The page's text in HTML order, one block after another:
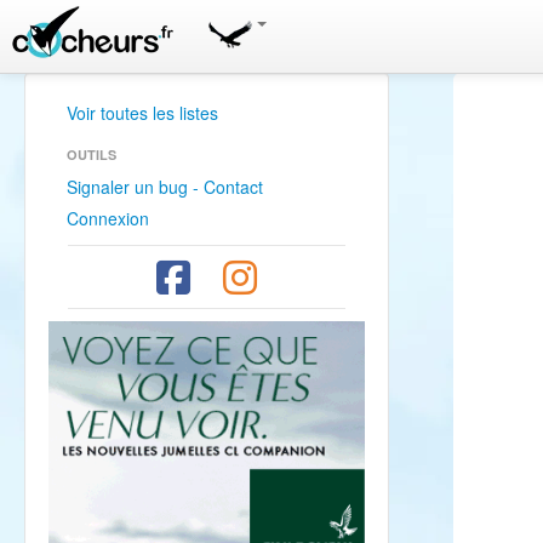
Voir toutes les listes
OUTILS
Signaler un bug - Contact
Connexion